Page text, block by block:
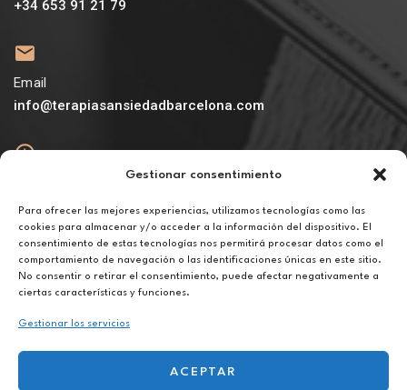
Gestionar consentimiento
Para ofrecer las mejores experiencias, utilizamos tecnologías como las
cookies para almacenar y/o acceder a la información del dispositivo. El
consentimiento de estas tecnologías nos permitirá procesar datos como el
comportamiento de navegación o las identificaciones únicas en este sitio.
No consentir o retirar el consentimiento, puede afectar negativamente a
ciertas características y funciones.
Gestionar los servicios
ACEPTAR
+34 653 91 21 79
Email
info@terapiasansiedadbarcelona.com
De lunes a viernes de 10h a 20h
Aviso legal
Política de privacidad
Política de cookies